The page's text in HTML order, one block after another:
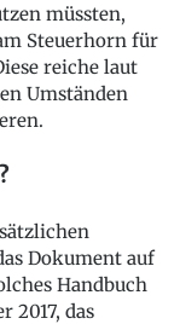
müssten,
Steuerhorn für
reiche laut
Umständen
Dokument auf
Handbuch
2017, das